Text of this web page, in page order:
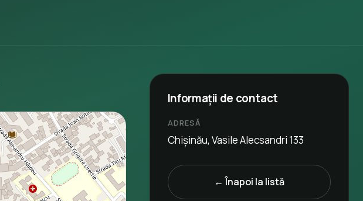
Informații de contact
ADRESĂ
Chișinău, Vasile Alecsandri 133
← Înapoi la listă